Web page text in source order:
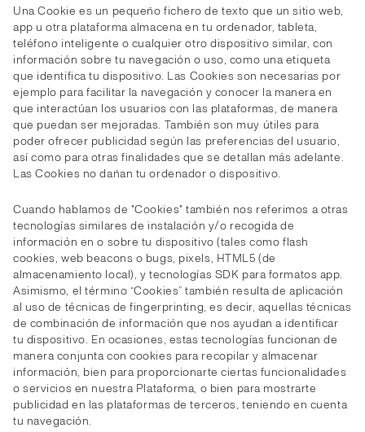
Una Cookie es un pequeño fichero de texto que un sitio web,
app u otra plataforma almacena en tu ordenador, tableta,
teléfono inteligente o cualquier otro dispositivo similar, con
información sobre tu navegación o uso, como una etiqueta
que identifica tu dispositivo. Las Cookies son necesarias por
ejemplo para facilitar la navegación y conocer la manera en
que interactúan los usuarios con las plataformas, de manera
que puedan ser mejoradas. También son muy útiles para
poder ofrecer publicidad según las preferencias del usuario,
así como para otras finalidades que se detallan más adelante.
Las Cookies no dañan tu ordenador o dispositivo.
Cuando hablamos de "Cookies" también nos referimos a otras
tecnologías similares de instalación y/o recogida de
información en o sobre tu dispositivo (tales como flash
cookies, web beacons o bugs, pixels, HTML5 (de
almacenamiento local), y tecnologías SDK para formatos app.
Asimismo, el término “Cookies” también resulta de aplicación
al uso de técnicas de fingerprinting, es decir, aquellas técnicas
de combinación de información que nos ayudan a identificar
tu dispositivo. En ocasiones, estas tecnologías funcionan de
manera conjunta con cookies para recopilar y almacenar
información, bien para proporcionarte ciertas funcionalidades
o servicios en nuestra Plataforma, o bien para mostrarte
publicidad en las plataformas de terceros, teniendo en cuenta
tu navegación.